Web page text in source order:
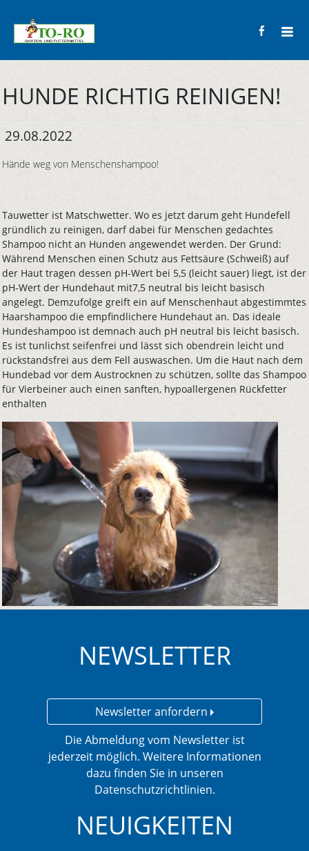
HUNDE RICHTIG REINIGEN!
29.08.2022
Hände weg von Menschenshampoo!
Tauwetter ist Matschwetter. Wo es jetzt darum geht Hundefell
gründlich zu reinigen, darf dabei für Menschen gedachtes
Shampoo nicht an Hunden angewendet werden. Der Grund:
Während Menschen einen Schutz aus Fettsäure (Schweiß) auf
der Haut tragen dessen pH-Wert bei 5,5 (leicht sauer) liegt, ist der
pH-Wert der Hundehaut mit7,5 neutral bis leicht basisch
angelegt. Demzufolge greift ein auf Menschenhaut abgestimmtes
Haarshampoo die empfindlichere Hundehaut an. Das ideale
Hundeshampoo ist demnach auch pH neutral bis leicht basisch.
Es ist tunlichst seifenfrei und lässt sich obendrein leicht und
rückstandsfrei aus dem Fell auswaschen. Um die Haut nach dem
Hundebad vor dem Austrocknen zu schützen, sollte das Shampoo
für Vierbeiner auch einen sanften, hypoallergenen Rückfetter
enthalten
NEWSLETTER
Newsletter anfordern
Die Abmeldung vom Newsletter ist
jederzeit möglich. Weitere Informationen
dazu finden Sie in unseren
Datenschutzrichtlinien.
NEUIGKEITEN